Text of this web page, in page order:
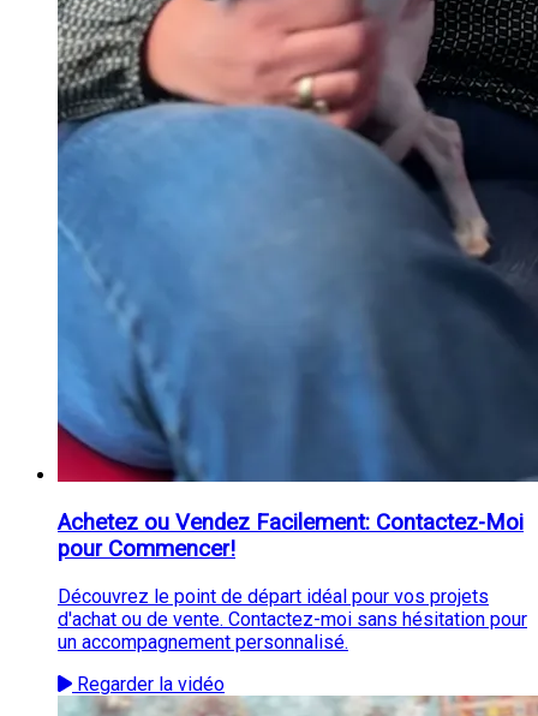
Achetez ou Vendez Facilement: Contactez-Moi
pour Commencer!
Découvrez le point de départ idéal pour vos projets
d'achat ou de vente. Contactez-moi sans hésitation pour
un accompagnement personnalisé.
Regarder la vidéo